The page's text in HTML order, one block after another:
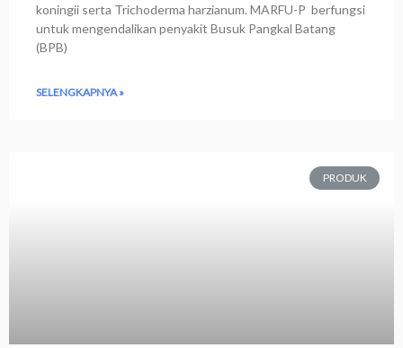
koningii serta Trichoderma harzianum. MARFU-P berfungsi
untuk mengendalikan penyakit Busuk Pangkal Batang
(BPB)
SELENGKAPNYA »
PRODUK